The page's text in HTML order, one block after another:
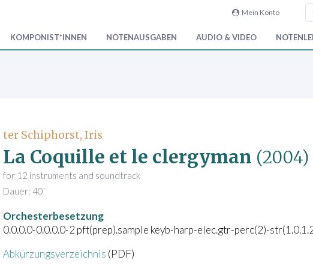
Mein Konto
KOMPONIST*INNEN NOTENAUSGABEN AUDIO & VIDEO
ter Schiphorst, Iris
La Coquille et le clergyman (2004)
for 12 instruments and soundtrack
Dauer: 40'
Orchesterbesetzung
0.0.0.0-0.0.0.0-2 pft(prep).sample keyb-harp-elec.gtr-perc(2)-
Abkürzungsverzeichnis (PDF)